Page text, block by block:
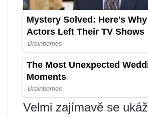
Velmi zajímavě se